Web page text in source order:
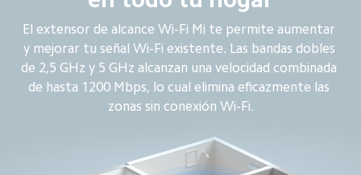
El extensor de alcance Wi-Fi Mi te permite aumentar
y mejorar tu señal Wi-Fi existente. Las bandas dobles
de 2,5 GHz y 5 GHz alcanzan una velocidad combinada
de hasta 1200 Mbps, lo cual elimina eficazmente las
zonas sin conexión Wi-Fi.